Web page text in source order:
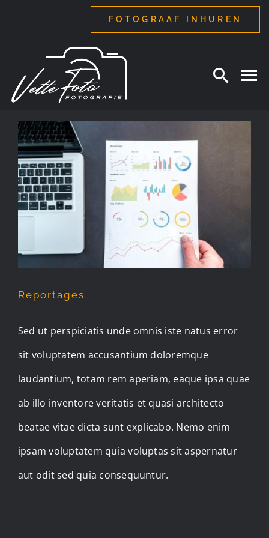
FOTOGRAAF INHUREN
Reportages
Reportages
Sed ut perspiciatis unde omnis iste natus error
sit voluptatem accusantium doloremque
laudantium, totam rem aperiam, eaque ipsa quae
ab illo inventore veritatis et quasi architecto
beatae vitae dicta sunt explicabo. Nemo enim
ipsam voluptatem quia voluptas sit aspernatur
aut odit sed quia consequuntur.